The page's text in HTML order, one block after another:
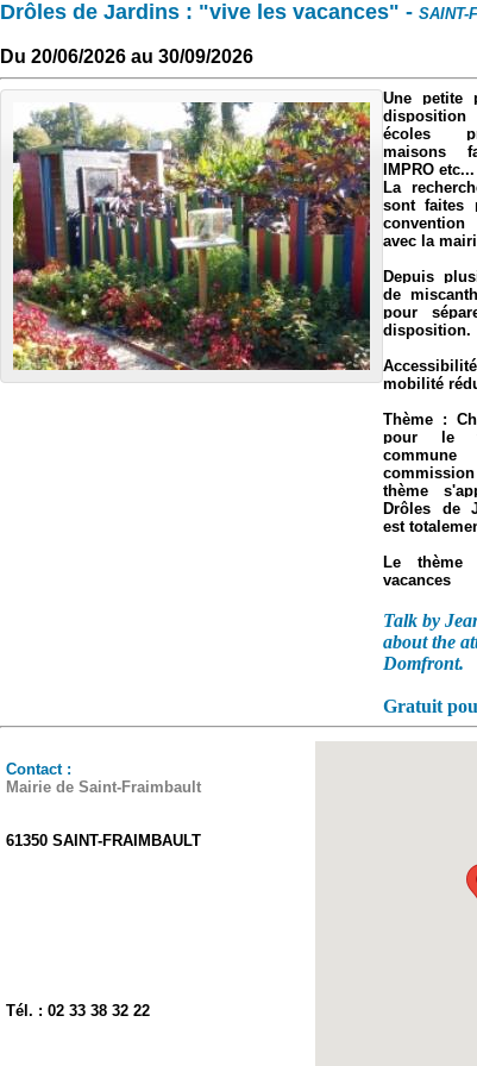
Drôles de Jardins : "vive les vacances" - SAINT-
Du 20/06/2026 au 30/09/2026
Une petite
écoles
maisons
IMPRO etc...
La
sont faites
avec la
Depuis
de
pour
disposition.
mobilité
Thème :
pour le
thème
Drôles de
est
Le
vacances
Talk by
about the
Domfront.
Gratuit
Contact :
Mairie de Saint-Fraimbault
61350 SAINT-FRAIMBAULT
Tél. : 02 33 38 32 22